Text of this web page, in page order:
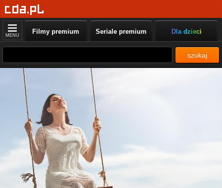
MENU Filmy premium Seriale premium Dla dzieci
szukaj